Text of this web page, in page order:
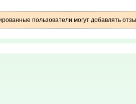
пользователи могут добавлять